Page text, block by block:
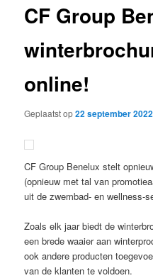
CF Group
online!
Geplaatst op22 september 2022
CF Group Benelux stelt
(opnieuw met tal van
uit de zwembad- en wellness-
Zoals elk jaar biedt de
een brede waaier aan
ook andere producten
van de klanten te voldoen.